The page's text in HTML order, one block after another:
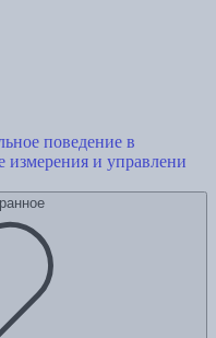
поведение в
измерения и управлени